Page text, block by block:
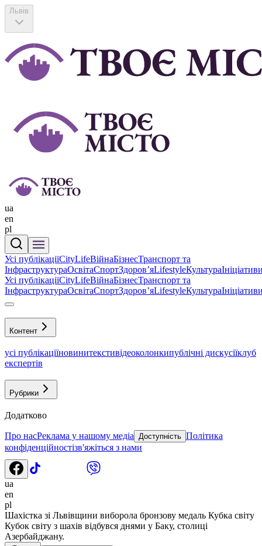
Львів
ua
en
pl
Усі публікаціїCityLifeВійнаБізнесТранспорт та
ІнфраструктураОсвітаСпортЗдоровʼяLifestyleКультура
Усі публікаціїCityLifeВійнаБізнесТранспорт та
ІнфраструктураОсвітаСпортЗдоровʼяLifestyleКультура
Контент
усі публікаціїновинитекстивідеоколонкипублічні дискусіїклуб
експертів
Рубрики
Додатково
Про насРеклама у нашому медіа Доступність Політика
конфіденційностізв'яжіться з нами
ua
en
pl
Шахістка зі Львівщини виборола бронзову медаль Кубка світу
Кубок світу з шахів відбувся днями у Баку, столиці
Азербайджану.